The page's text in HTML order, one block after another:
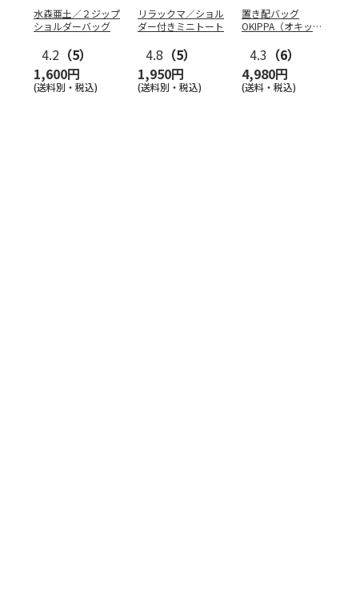
水森亜土／２ジップ
ショルダーバッグ
4.2 （5）
1,600円
(送料別・税込)
リラックマ／ショル
ダー付きミニトート
4.8 （5）
1,950円
(送料別・税込)
置き配バッグ
OKIPPA（オキッ
4.3 （6）
4,980円
(送料・税込)